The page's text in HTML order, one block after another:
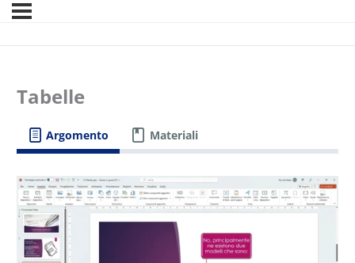
Tabelle
Argomento Materiali